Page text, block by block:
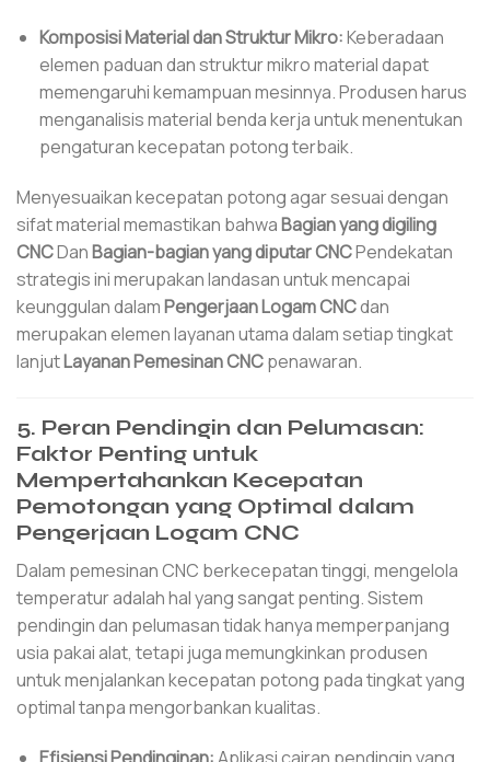
Komposisi Material dan Struktur Mikro:Keberadaan
elemen paduan dan struktur mikro material dapat
memengaruhi kemampuan mesinnya. Produsen harus
menganalisis material benda kerja untuk menentukan
pengaturan kecepatan potong terbaik.
Menyesuaikan kecepatan potong agar sesuai dengan
sifat material memastikan bahwaBagian yang digiling
CNCDanBagian-bagian yang diputar CNCPendekatan
strategis ini merupakan landasan untuk mencapai
keunggulan dalamPengerjaan Logam CNCdan
merupakan elemen layanan utama dalam setiap tingkat
lanjutLayanan Pemesinan CNCpenawaran.
5. Peran Pendingin dan Pelumasan:
Faktor Penting untuk
Mempertahankan Kecepatan
Pemotongan yang Optimal dalam
Pengerjaan Logam CNC
Dalam pemesinan CNC berkecepatan tinggi, mengelola
temperatur adalah hal yang sangat penting. Sistem
pendingin dan pelumasan tidak hanya memperpanjang
usia pakai alat, tetapi juga memungkinkan produsen
untuk menjalankan kecepatan potong pada tingkat yang
optimal tanpa mengorbankan kualitas.